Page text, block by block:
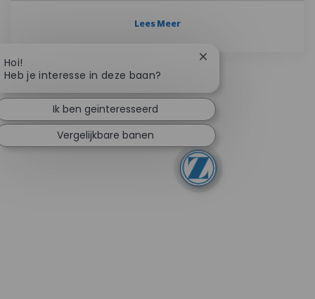
Lees Meer
Hoi!
Heb je interesse in deze baan?
Chatbotmelding
Ik ben geïnteresseerd
Vergelijkbare banen